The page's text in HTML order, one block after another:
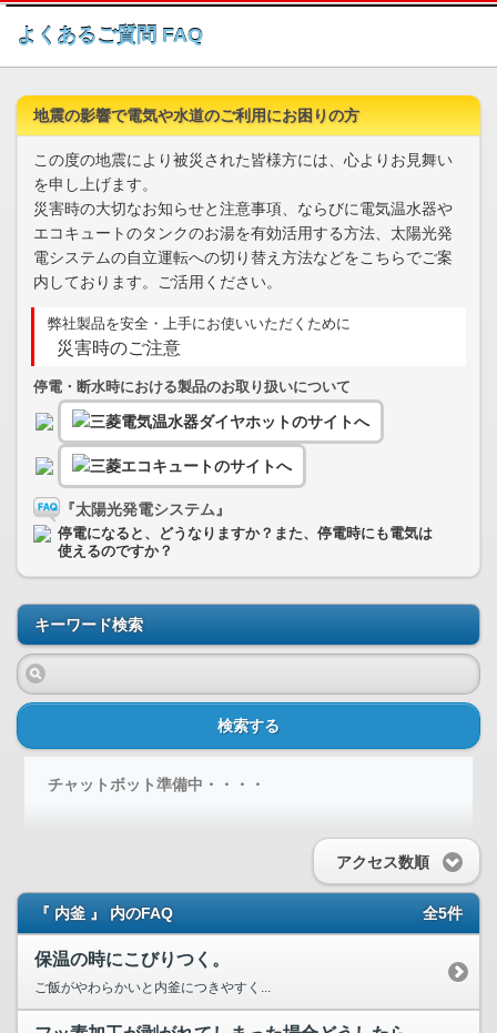
このページの本文へ
よくあるご質問 FAQ
地震の影響で電気や水道のご利用にお困りの方
この度の地震により被災された皆様方には、心よりお見舞い
を申し上げます。
災害時の大切なお知らせと注意事項、ならびに電気温水器や
エコキュートのタンクのお湯を有効活用する方法、太陽光発
電システムの自立運転への切り替え方法などをこちらでご案
内しております。ご活用ください。
弊社製品を安全・上手にお使いいただくために
災害時のご注意
停電・断水時における製品のお取り扱いについて
『太陽光発電システム』
停電になると、どうなりますか？また、停電時にも電気は
使えるのですか？
キーワード検索
検索する
チャットボット準備中・・・・
アクセス数順
『 内釜 』 内のFAQ 全5件
保温の時にこびりつく。
ご飯がやわらかいと内釜につきやすく...